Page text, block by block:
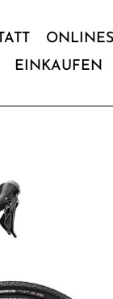
EINKAUFEN